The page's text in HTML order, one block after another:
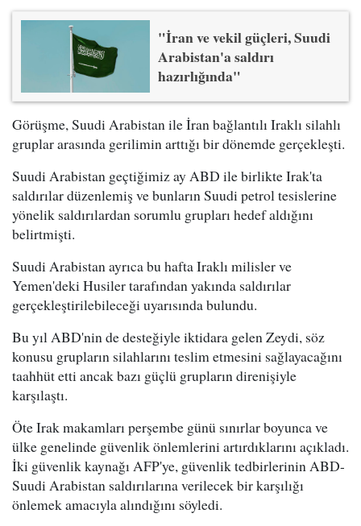
"İran ve vekil güçleri, Suudi
Arabistan'a saldırı
hazırlığında"
Görüşme, Suudi Arabistan ile İran bağlantılı Iraklı silahlı
gruplar arasında gerilimin arttığı bir dönemde gerçekleşti.
Suudi Arabistan geçtiğimiz ay ABD ile birlikte Irak'ta
saldırılar düzenlemiş ve bunların Suudi petrol tesislerine
yönelik saldırılardan sorumlu grupları hedef aldığını
belirtmişti.
Suudi Arabistan ayrıca bu hafta Iraklı milisler ve
Yemen'deki Husiler tarafından yakında saldırılar
gerçekleştirilebileceği uyarısında bulundu.
Bu yıl ABD'nin de desteğiyle iktidara gelen Zeydi, söz
konusu grupların silahlarını teslim etmesini sağlayacağını
taahhüt etti ancak bazı güçlü grupların direnişiyle
karşılaştı.
Öte Irak makamları perşembe günü sınırlar boyunca ve
ülke genelinde güvenlik önlemlerini artırdıklarını açıkladı.
İki güvenlik kaynağı AFP'ye, güvenlik tedbirlerinin ABD-
Suudi Arabistan saldırılarına verilecek bir karşılığı
önlemek amacıyla alındığını söyledi.